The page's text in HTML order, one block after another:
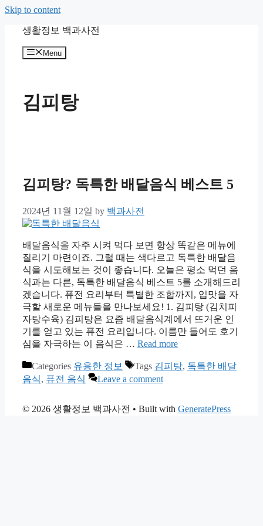
Skip to content
생활정보 백과사전
Menu
김피탕
김피탕? 독특한 배달음식 베스트 5
2024년 11월 12일 by 백과사전
배달음식을 자주 시켜 먹다 보면 항상 똑같은 메뉴에
질리기 마련이죠. 그럴 때는 색다르고 독특한 배달음
식을 시도해보는 것이 좋습니다. 오늘은 평소 먹던 음
식과는 다른, 독특한 배달음식 베스트 5를 소개해드리
겠습니다. 퓨전 요리부터 특별한 조합까지, 입맛을 자
극할 새로운 메뉴들을 만나보세요! 1. 김피탕 (김치피
자탕수육) 김피탕은 요즘 배달음식계에서 뜨거운 인
기를 얻고 있는 퓨전 요리입니다. 이름만 들어도 호기
심을 자극하는 이 음식은 … Read more
Categories 유용한 정보 Tags 김피탕, 독특한 배달
음식, 퓨전 음식 Leave a comment
© 2026 생활정보 백과사전 • Built with GeneratePress